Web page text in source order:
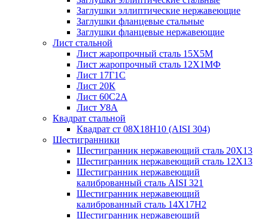
Заглушки эллиптические нержавеющие
Заглушки фланцевые стальные
Заглушки фланцевые нержавеющие
Лист стальной
Лист жаропрочный сталь 15Х5М
Лист жаропрочный сталь 12Х1МФ
Лист 17Г1С
Лист 20К
Лист 60С2А
Лист У8А
Квадрат стальной
Квадрат ст 08Х18Н10 (AISI 304)
Шестигранники
Шестигранник нержавеющий сталь 20Х13
Шестигранник нержавеющий сталь 12Х13
Шестигранник нержавеющий
калиброванный сталь AISI 321
Шестигранник нержавеющий
калиброванный сталь 14Х17Н2
Шестигранник нержавеющий